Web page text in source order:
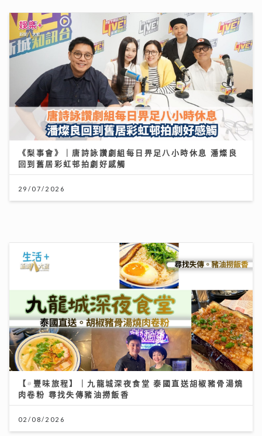
【#豐味旅程】｜九龍城深夜食堂 泰國直送胡椒豬骨湯燒
肉卷粉 尋找失傳豬油撈飯香
02/08/2026
CY陳宗澤真情演繹新歌《顧客永遠是對的》 自爆拍MV
唱到眼濕濕 坦承屬INFP性格：只能在自己感興趣範圍做
E人
07/07/2026